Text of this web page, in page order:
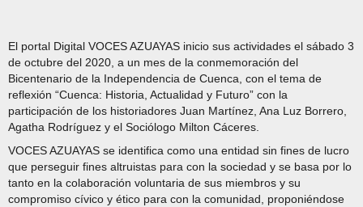
El portal Digital VOCES AZUAYAS inicio sus actividades el sábado 3
de octubre del 2020, a un mes de la conmemoración del
Bicentenario de la Independencia de Cuenca, con el tema de
reflexión “Cuenca: Historia, Actualidad y Futuro” con la
participación de los historiadores Juan Martínez, Ana Luz Borrero,
Agatha Rodríguez y el Sociólogo Milton Cáceres.
VOCES AZUAYAS se identifica como una entidad sin fines de lucro
que perseguir fines altruistas para con la sociedad y se basa por lo
tanto en la colaboración voluntaria de sus miembros y su
compromiso cívico y ético para con la comunidad, proponiéndose